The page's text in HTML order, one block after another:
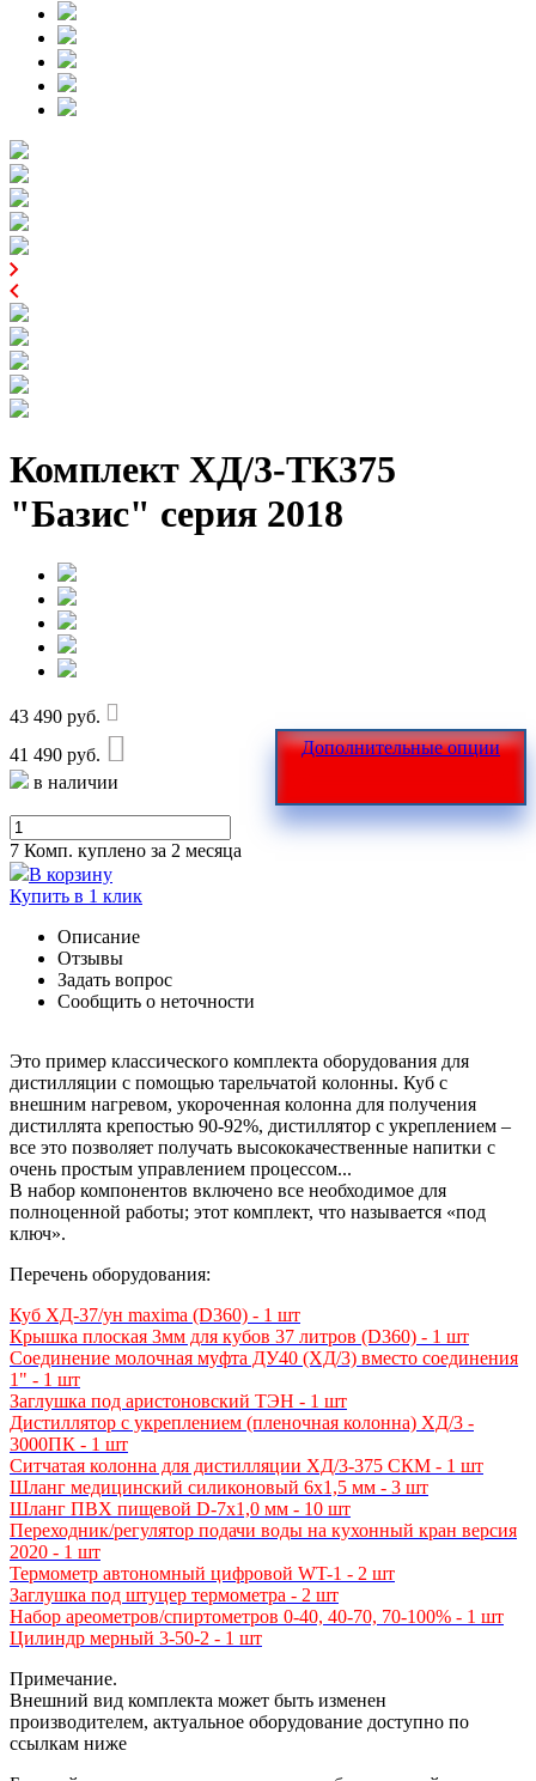
Комплект ХД/3-ТК375
"Базис" серия 2018
43 490 руб.
41 490 руб.
Дополнительные опции
в наличии
7 Комп. куплено за 2 месяца
В корзину
Купить в 1 клик
Описание
Отзывы
Задать вопрос
Сообщить о неточности
Это пример классического комплекта оборудования для
дистилляции с помощью тарельчатой колонны. Куб с
внешним нагревом, укороченная колонна для получения
дистиллята крепостью 90-92%, дистиллятор с укреплением –
все это позволяет получать высококачественные напитки с
очень простым управлением процессом...
В набор компонентов включено все необходимое для
полноценной работы; этот комплект, что называется «под
ключ».
Перечень оборудования:
Куб ХД-37/ун maxima (D360) - 1 шт
Крышка плоская 3мм для кубов 37 литров (D360) - 1 шт
Соединение молочная муфта ДУ40 (ХД/3) вместо соединения
1" - 1 шт
Заглушка под аристоновский ТЭН - 1 шт
Дистиллятор с укреплением (пленочная колонна) ХД/3 -
3000ПК - 1 шт
Ситчатая колонна для дистилляции ХД/3-375 СКМ - 1 шт
Шланг медицинский силиконовый 6х1,5 мм - 3 шт
Шланг ПВХ пищевой D-7х1,0 мм - 10 шт
Переходник/регулятор подачи воды на кухонный кран версия
2020 - 1 шт
Термометр автономный цифровой WT-1 - 2 шт
Заглушка под штуцер термометра - 2 шт
Набор ареометров/спиртометров 0-40, 40-70, 70-100% - 1 шт
Цилиндр мерный 3-50-2 - 1 шт
Примечание.
Внешний вид комплекта может быть изменен
производителем, актуальное оборудование доступно по
ссылкам ниже